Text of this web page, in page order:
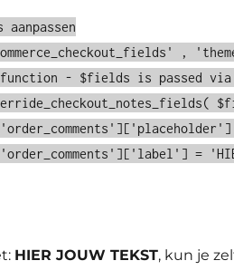
,
function - $fields is passed
=
= 'HIER
HIER JOUW TEKST, kun je